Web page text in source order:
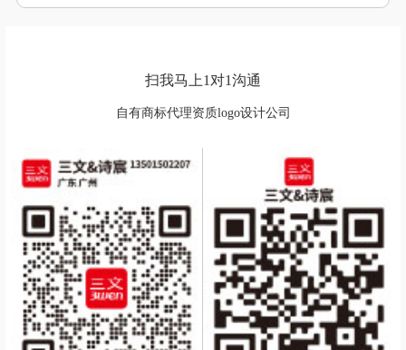
扫我马上1对1沟通
自有商标代理资质logo设计公司